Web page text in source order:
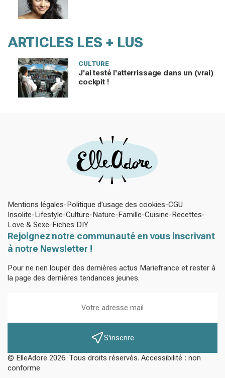
ARTICLES LES + LUS
CULTURE
J'ai testé l'atterrissage dans un (vrai)
cockpit !
Mentions légales Politique d’usage des cookies CGU
Insolite Lifestyle Culture Nature Famille Cuisine Recettes
Love & Sexe Fiches DIY
Rejoignez notre communauté en vous inscrivant
à notre Newsletter !
Pour ne rien louper des dernières actus Mariefrance et rester à
la page des dernières tendances jeunes.
S'inscrire
© ElleAdore 2026. Tous droits réservés. Accessibilité : non
conforme